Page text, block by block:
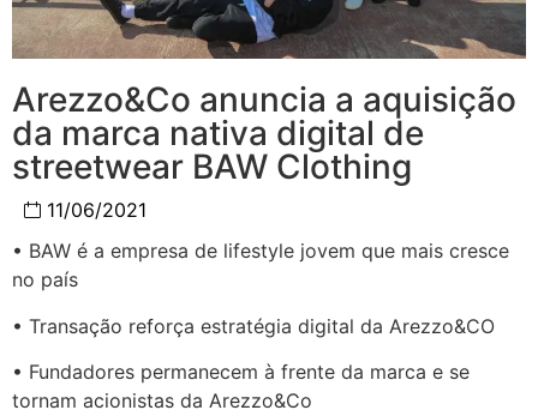
Arezzo&Co anuncia a aquisição
da marca nativa digital de
streetwear BAW Clothing
11/06/2021
• BAW é a empresa de lifestyle jovem que mais cresce
no país
• Transação reforça estratégia digital da Arezzo&CO
• Fundadores permanecem à frente da marca e se
tornam acionistas da Arezzo&Co